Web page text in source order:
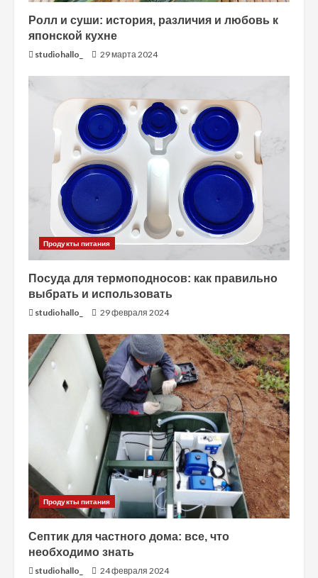
е
н
и
Ролл и суши: история, различия и любовь к
японской кухне
studiohallo_ 29 марта 2024
Продукты питания
Посуда для термоподносов: как правильно
выбрать и использовать
studiohallo_ 29 февраля 2024
Продукты питания
Септик для частного дома: все, что
необходимо знать
studiohallo_ 24 февраля 2024